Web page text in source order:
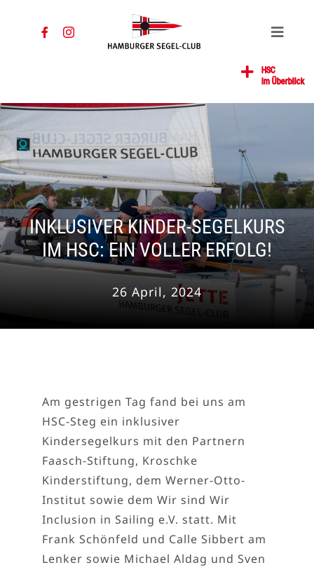
Toggle
Jugend
Mitglied
Gastronomie
Kontakt
SUCHE
HSC
Im Überblick
INKLUSIVER KINDER-SEGELKURS
IM HSC: EIN VOLLER ERFOLG!
26 April, 2024
Am gestrigen Tag fand bei uns am
HSC-Steg ein inklusiver
Kindersegelkurs mit den Partnern
Faasch-Stiftung, Kroschke
Kinderstiftung, dem Werner-Otto-
Institut sowie dem Wir sind Wir
Inclusion in Sailing e.V. statt. Mit
Frank Schönfeld und Calle Sibbert am
Lenker sowie Michael Aldag und Sven